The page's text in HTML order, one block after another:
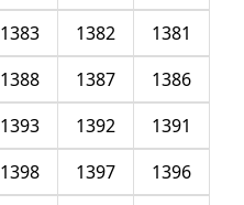
1381
1382
1383
1386
1387
1388
1391
1392
1393
1396
1397
1398